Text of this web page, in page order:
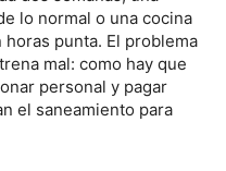
lo normal o una cocina
punta. El problema
mal: como hay que
personal y pagar
el saneamiento para